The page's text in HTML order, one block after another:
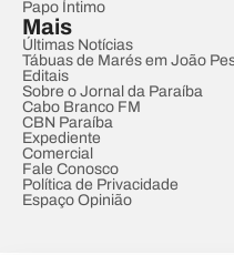
Papo Íntimo
Mais
Últimas Notícias
Tábuas de Marés em João
Editais
Sobre o Jornal da Paraíba
Cabo Branco FM
CBN Paraíba
Expediente
Comercial
Fale Conosco
Política de Privacidade
Espaço Opinião